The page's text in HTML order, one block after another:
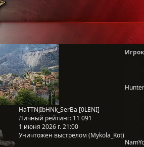
HaTTNJIbHNk_SerBa [0LENI]
Личный рейтинг: 11 091
1 июня 2026 г. 21:00
Уничтожен выстрелом (Mykola_Kot)
Игрок